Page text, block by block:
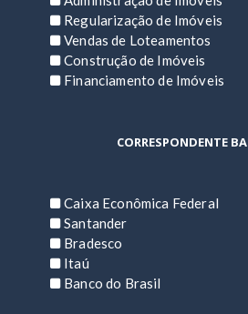
Regularização de Imóveis
Vendas de Loteamentos
Construção de Imóveis
Financiamento de Imóveis
CORRESPONDENTE
Caixa Econômica Federal
Santander
Bradesco
Itaú
Banco do Brasil